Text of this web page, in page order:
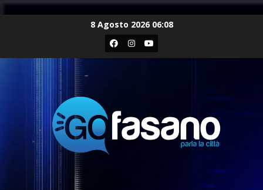
8 Agosto 2026 06:08
Facebook
Instagram
Youtube